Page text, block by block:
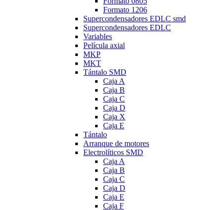
Formato 1206
Supercondensadores EDLC smd
Supercondensadores EDLC
Variables
Película axial
MKP
MKT
Tántalo SMD
Caja A
Caja B
Caja C
Caja D
Caja X
Caja E
Tántalo
Arranque de motores
Electrolíticos SMD
Caja A
Caja B
Caja C
Caja D
Caja E
Caja F